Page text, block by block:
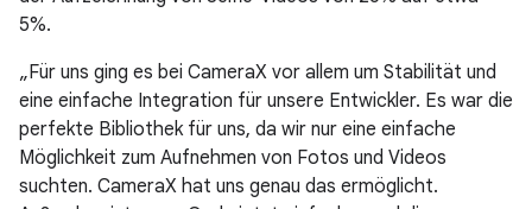
5%.
„Für uns ging es bei CameraX vor allem um Stabilität und
eine einfache Integration für unsere Entwickler. Es war die
perfekte Bibliothek für uns, da wir nur eine einfache
Möglichkeit zum Aufnehmen von Fotos und Videos
suchten. CameraX hat uns genau das ermöglicht.